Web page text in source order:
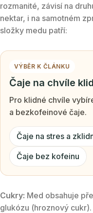
rozmanité, závisí na
nektar, i na samotném
složky medu patří:
VÝBĚR K ČLÁNKU
Čaje na chvíle
Pro klidné chvíle
a bezkofeinové čaje.
Čaje na stres a
Čaje bez kofeinu
Cukry: Med obsahuje
glukózu (hroznový